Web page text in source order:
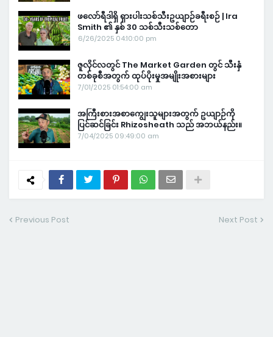
ဖလော်ရီဒါရှိ ရှားပါးသစ်သီးဥယျာဉ်ခရီးစဉ် | Ira
Smith ၏ နှစ် 30 သစ်သီးသစ်တော
6/26/2025 04:10:00 pm
ဇူလိုင်လတွင် The Market Garden တွင် သီးနှံ
တစ်ခုစီအတွက် ထုပ်ပိုးမှုအမျိုးအစားများ
7/01/2025 01:54:00 am
အကြီးစားအစာကျွေးသူများအတွက် ဥယျာဉ်ကို
ပြင်ဆင်ခြင်း Rhizosheath သည် အဘယ်နည်း။
7/04/2025 09:49:00 am
Previous Post Next Post